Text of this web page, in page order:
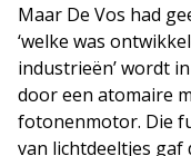
Maar De Vos had
‘welke was
industrieën’ wordt
door een atomaire
fotonenmotor. Die
van lichtdeeltjes gaf